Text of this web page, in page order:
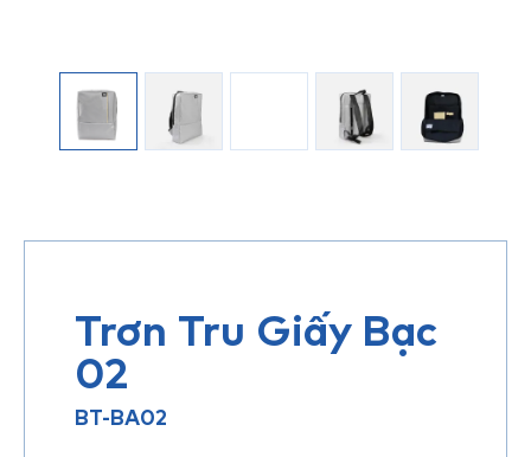
Trơn Tru Giấy Bạc
02
BT-BA02